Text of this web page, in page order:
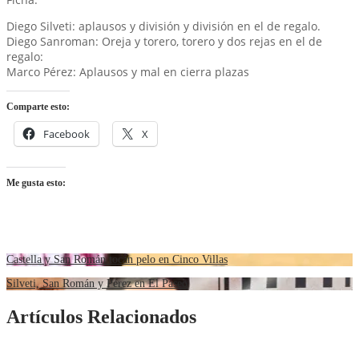
Diego Silveti: aplausos y división y división en el de regalo.
Diego Sanroman: Oreja y torero, torero y dos rejas en el de
regalo:
Marco Pérez: Aplausos y mal en cierra plazas
Comparte esto:
Facebook X
Me gusta esto:
Castella y San Román tocan pelo en Cinco Villas
Silveti, San Román y Pérez en El Paseo
Artículos Relacionados